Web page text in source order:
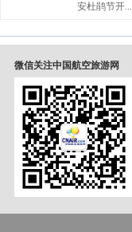
安杜鹃节开...
微信关注中国航空旅游网